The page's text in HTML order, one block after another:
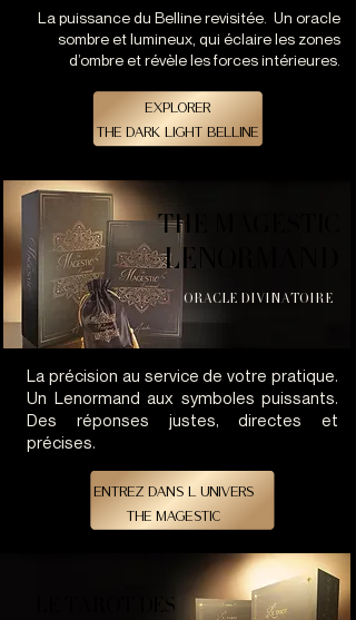
La puissance du Belline revisitée. Un oracle
sombre et lumineux, qui éclaire les zones
d’ombre et révèle les forces intérieures.
EXPLORER
THE DARK LIGHT BELLINE
THE MAGESTIC
THE MAGESTIC
LENORMAND
LENORMAND
ORACLE DIVINATOIRE
La précision au service de votre pratique.
Un Lenormand aux symboles puissants.
Des réponses justes, directes et
précises.
entrez dans l univers
the magestic
LE TAROT DES
LE TAROT DES